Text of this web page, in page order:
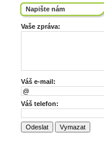
Napište nám
Vaše zpráva:
Váš e-mail:
Váš telefon: